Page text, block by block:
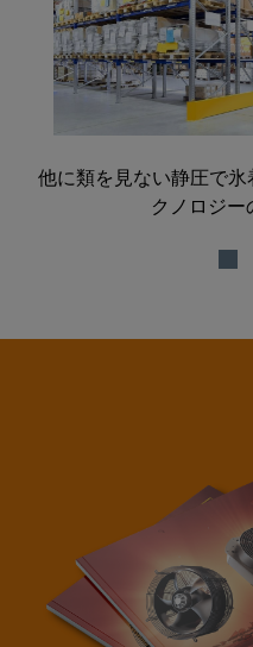
他に類を見ない静圧で
クノロジー